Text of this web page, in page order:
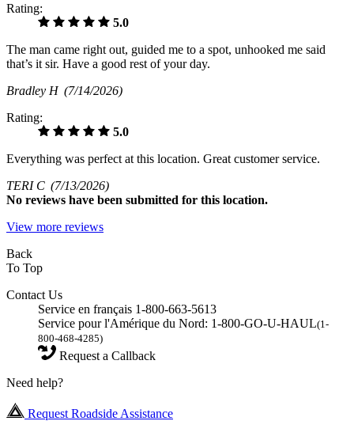
Rating:
5.0
The man came right out, guided me to a spot, unhooked me said
that’s it sir. Have a good rest of your day.
Bradley H (7/14/2026)
Rating:
5.0
Everything was perfect at this location. Great customer service.
TERI C (7/13/2026)
No reviews have been submitted for this location.
View more reviews
Back
To Top
Contact Us
Service en français 1-800-663-5613
Service pour l'Amérique du Nord: 1-800-GO-U-HAUL(1-
800-468-4285)
Request a Callback
Need help?
Request Roadside Assistance